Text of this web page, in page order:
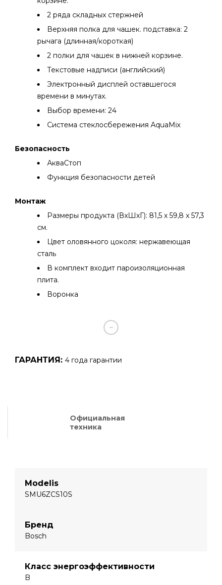
2 ряда складных стержней
Верхняя полка для чашек. подставка: 2
рычага (длинная/короткая)
2 полки для чашек в нижней корзине.
Текстовые надписи (английский)
Электронный дисплей оставшегося
времени в минутах.
Выбор времени: 24
Система стеклосбережения AquaMix
Безопасность
АкваСтоп
Функция безопасности детей
Монтаж
Размеры продукта (ВхШхГ): 81,5 х 59,8 х 57,3
см.
Цвет оловянного цоколя: нержавеющая
сталь
В комплект входит пароизоляционная
плита.
Воронка
ГАРАНТИЯ: 4 года гарантии
Официальная
техника
Modelis
SMU6ZCS10S
Бренд
Bosch
Класс энергоэффективности
B